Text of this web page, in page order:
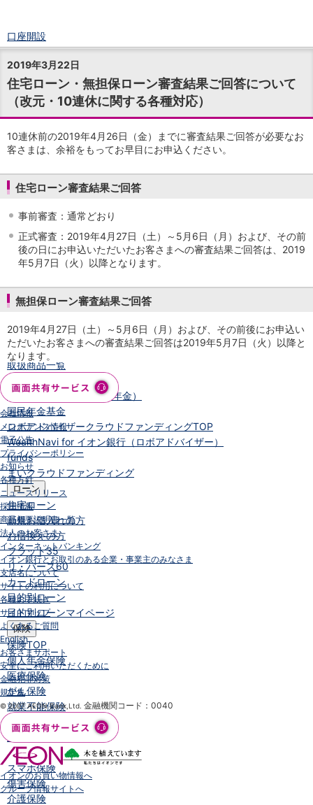
口座開設
ログイン
チャット
メニュー
商品・サービス
預金
円預金TOP
普通預金
積立式定期預金
外貨預金 TOP
外貨普通預金
外貨定期預金
外貨普通預金積立
資産運用
証券口座開設
投信つみたて
金銭信託
金銭信託のしくみ
取扱商品一覧
iDeCo・国民年金基金
iDeCo（個人型確定拠出年金）
国民年金基金
ロボアドバイザークラウドファンディングTOP
WealthNavi for イオン銀行（ロボアドバイザー）
funds
まいクラウドファンディング
ローン
住宅ローン
新規お借入れの方
お借換えの方
フラット35
リ・バース60
カードローン
目的別ローン
目的別ローンマイページ
保険
保険TOP
個人年金保険
医療保険
がん保険
就業不能保険
認知症保険
海外旅行保険
国内旅行傷害保険
スマホ保険
傷害保険
介護保険
2019年3月22日
住宅ローン・無担保ローン審査結果ご回答について
（改元・10連休に関する各種対応）
10連休前の2019年4月26日（金）までに審査結果ご回答が必要なお
客さまは、余裕をもってお早目にお申込ください。
住宅ローン審査結果ご回答
事前審査：通常どおり
正式審査：2019年4月27日（土）～5月6日（月）および、その前
後の日にお申込いただいたお客さまへの審査結果ご回答は、2019
年5月7日（火）以降となります。
無担保ローン審査結果ご回答
2019年4月27日（土）～5月6日（月）および、その前後にお申込い
ただいたお客さまへの審査結果ご回答は2019年5月7日（火）以降と
なります。
会社情報
メンテナンス情報
電子公告
プライバシーポリシー
お知らせ
各種方針
ニュースリリース
採用情報
商品概要説明書一覧
法人のお客さま
インターネットバンキング
イオン銀行とお取引のある企業・事業主のみなさま
支店名について
サイトの利用について
各種お手続き
サイトマップ
よくあるご質問
English
お客さまサポート
安全にご利用いただくために
金融犯罪対策
規定集
© 2007 AEON Bank,Ltd. 金融機関コード：0040
イオンのお買い物情報へ
グループ情報サイトへ